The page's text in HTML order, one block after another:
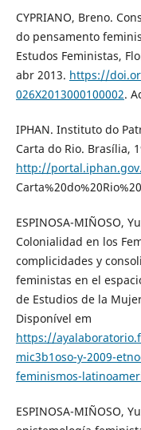
CYPRIANO, Breno.
do pensamento
Estudos Feministas,
abr 2013. https://
026X2013000100002.
IPHAN. Instituto do
Carta do Rio. Brasília,
http://
ESPINOSA-MIÑOSO,
Colonialidad en los
complicidades y
feministas en el
de Estudios de la
Disponível em
https://
mic3b1oso-y-2009-
feminismos-
ESPINOSA-MIÑOSO,